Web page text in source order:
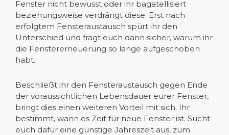
Fenster nicht bewusst oder ihr bagatellisiert
beziehungsweise verdrängt diese. Erst nach
erfolgtem Fensteraustausch spürt ihr den
Unterschied und fragt euch dann sicher, warum ihr
die Fenstererneuerung so lange aufgeschoben
habt.
Beschließt ihr den Fensteraustausch gegen Ende
der voraussichtlichen Lebensdauer eurer Fenster,
bringt dies einen weiteren Vorteil mit sich: Ihr
bestimmt, wann es Zeit für neue Fenster ist. Sucht
euch dafür eine günstige Jahreszeit aus, zum